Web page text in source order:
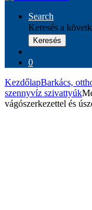
Search
Keresés a
Keresés
0
KezdőlapBarkács,
szennyvíz szivattyúk
vágószerkezettel és